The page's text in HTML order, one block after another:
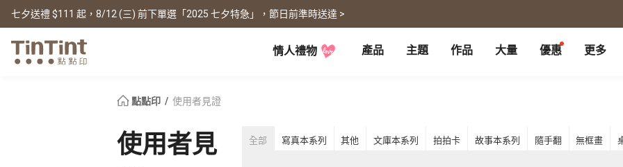
七夕送禮 $111 起，8/12 (三) 前下單選「2025 七夕特急」，節日前準時送達 >
情人禮物 產品 主題 作品 大量 優惠 更多
全產品系列 | 周邊配件 | 產品比較
New
寶寶
1 月 彌月小卡
喜帖
旅行攝影
點點印 使用者見證
使用者見
全部 寫真本系列 其他 文庫本系列 拍拍卡 故事本系列 隨手翻 無框畫